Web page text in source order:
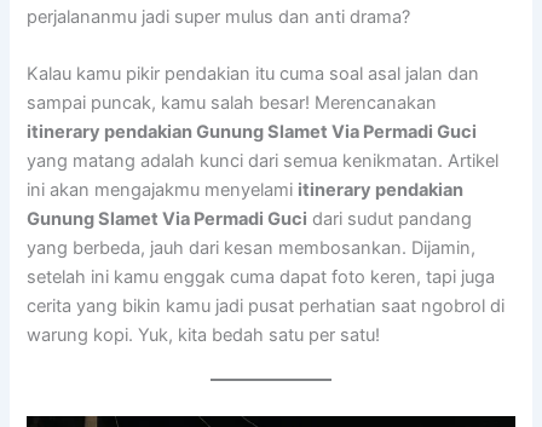
perjalananmu jadi super mulus dan anti drama?
Kalau kamu pikir pendakian itu cuma soal asal jalan dan
sampai puncak, kamu salah besar! Merencanakan
itinerary pendakian Gunung Slamet Via Permadi Guci
yang matang adalah kunci dari semua kenikmatan. Artikel
ini akan mengajakmu menyelami itinerary pendakian
Gunung Slamet Via Permadi Guci dari sudut pandang
yang berbeda, jauh dari kesan membosankan. Dijamin,
setelah ini kamu enggak cuma dapat foto keren, tapi juga
cerita yang bikin kamu jadi pusat perhatian saat ngobrol di
warung kopi. Yuk, kita bedah satu per satu!